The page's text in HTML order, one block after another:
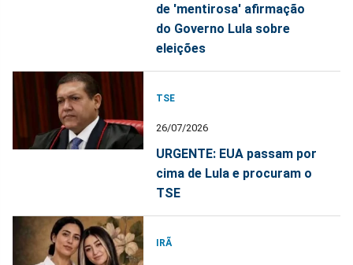
de 'mentirosa' afirmação
do Governo Lula sobre
eleições
TSE
26/07/2026
URGENTE: EUA passam por
cima de Lula e procuram o
TSE
IRÃ